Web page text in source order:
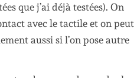
que j’ai déjà testées). On
avec le tactile et on peut
aussi si l’on pose autre